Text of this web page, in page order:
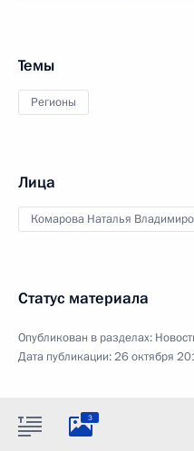
Темы
Регионы
Лица
Комарова Наталья
Статус материала
Опубликован в разделах:
Дата публикации:26 октября
3